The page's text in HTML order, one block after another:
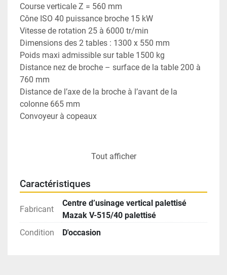
Course verticale Z = 560 mm
Cône ISO 40 puissance broche 15 kW
Vitesse de rotation 25 à 6000 tr/min
Dimensions des 2 tables : 1300 x 550 mm
Poids maxi admissible sur table 1500 kg
Distance nez de broche – surface de la table 200 à
760 mm
Distance de l’axe de la broche à l’avant de la
colonne 665 mm
Convoyeur à copeaux
Vertical Machine Center Mazak V-515/40 twin
Year 1996
CNC Mazatrol M plus
Longitudinal travel X = 1050 mm
Transversal travel Y = 510 mm
Vertical travel Z = 560 mm
Tout afficher
Caractéristiques
Fabricant
Centre d’usinage vertical palettisé
Mazak V-515/40 palettisé
Condition
D'occasion